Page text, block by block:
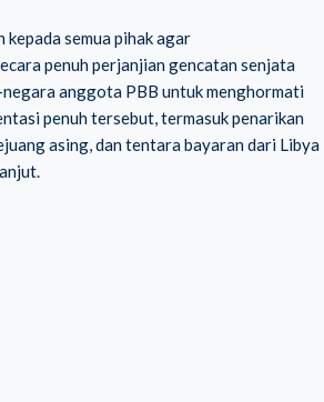
semua pihak agar
penuh perjanjian gencatan senjata
anggota PBB untuk menghormati
penuh tersebut, termasuk penarikan
asing, dan tentara bayaran dari Libya